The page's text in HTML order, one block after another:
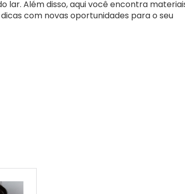
lar. Além disso, aqui você encontra
com novas oportunidades para o seu